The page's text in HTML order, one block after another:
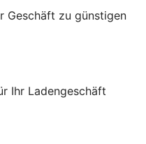
Geschäft zu günstigen
Ihr Ladengeschäft